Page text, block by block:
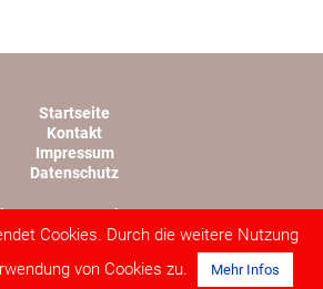
Startseite
Kontakt
Impressum
Datenschutz
TSV 1945 Rothwesten e.V.
von lopri.com
Cookies. Durch die weitere Nutzung
von Cookies zu.
Mehr Infos